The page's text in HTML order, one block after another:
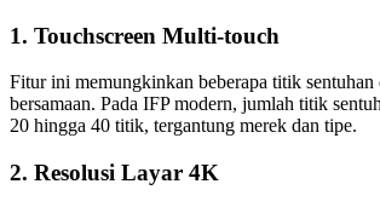
1. Touchscreen Multi-touch
Fitur ini memungkinkan beberapa titik sentuhan
bersamaan. Pada IFP modern, jumlah titik
20 hingga 40 titik, tergantung merek dan tipe.
2. Resolusi Layar 4K